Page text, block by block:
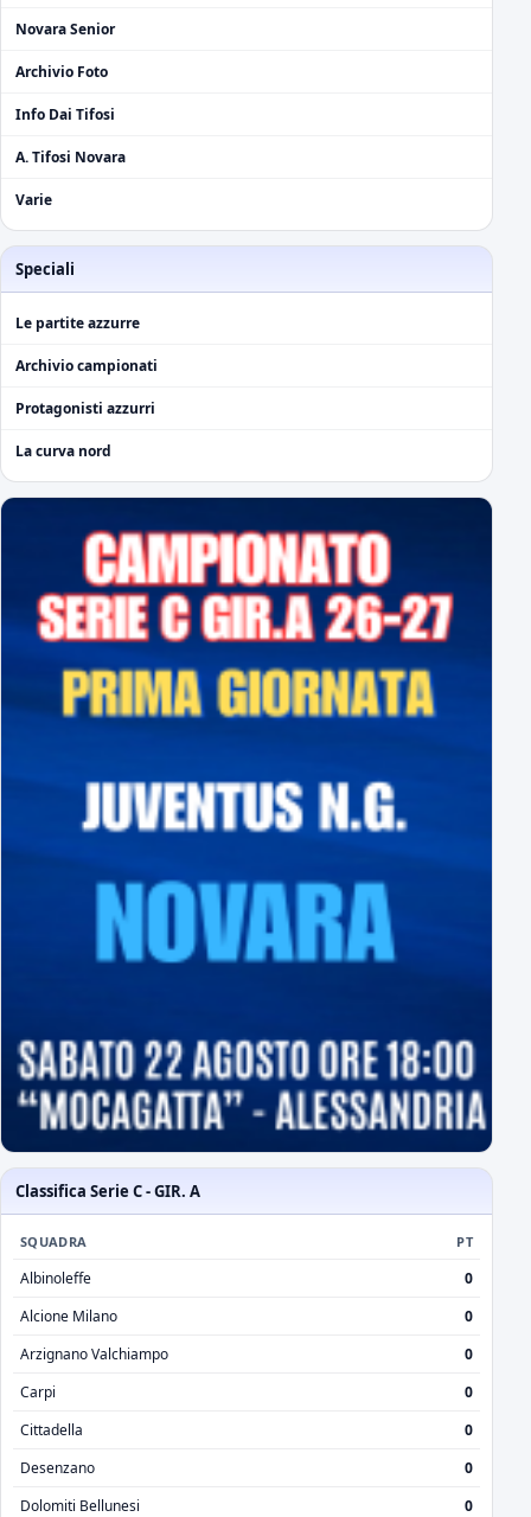
Novara Senior
Archivio Foto
Info Dai Tifosi
A. Tifosi Novara
Varie
Speciali
Le partite azzurre
Archivio campionati
Protagonisti azzurri
La curva nord
Classifica Serie C - GIR. A
SQUADRA PT
Albinoleffe
0
Alcione Milano
0
Arzignano Valchiampo
0
Carpi
0
Cittadella
0
Desenzano
0
Dolomiti Bellunesi
0